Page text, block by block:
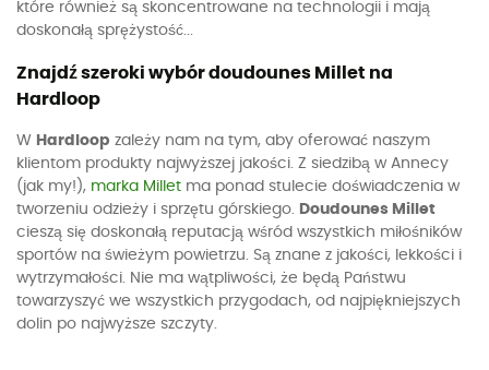
które również są skoncentrowane na technologii i mają
doskonałą sprężystość...
Znajdź szeroki wybór doudounes Millet na
Hardloop
W Hardloop zależy nam na tym, aby oferować naszym
klientom produkty najwyższej jakości. Z siedzibą w Annecy
(jak my!), marka Millet ma ponad stulecie doświadczenia w
tworzeniu odzieży i sprzętu górskiego. Doudounes Millet
cieszą się doskonałą reputacją wśród wszystkich miłośników
sportów na świeżym powietrzu. Są znane z jakości, lekkości i
wytrzymałości. Nie ma wątpliwości, że będą Państwu
towarzyszyć we wszystkich przygodach, od najpiękniejszych
dolin po najwyższe szczyty.